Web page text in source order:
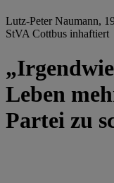
Lutz-Peter Naumann,
StVA Cottbus inhaftiert
Leben
Partei zu